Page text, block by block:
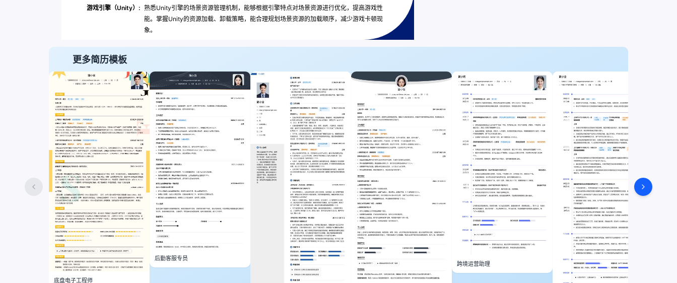
游戏引擎（Unity）: 熟悉Unity引擎的场景资源管理机制，能够根据引擎特点对场景资源进行优化，提高游戏性
能。掌握Unity的资源加载、卸载策略，能合理规划场景资源的加载顺序，减少游戏卡顿现
象。
更多简历模板
底盘电子工程师
后勤客服专员
跨境运营助理